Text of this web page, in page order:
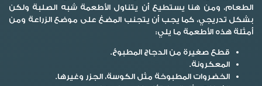
الطعام، ومن هنا يستطيع أن يتناول الأطعمة شبه الصلبة ولكن
بشكل تدريجي، كما يجب أن يتجنب المضغ على موضع الزراعة ومن
أمثلة هذه الأطعمة ما يلي:
قطع صغيرة من الدجاج المطبوخ.
المعكرونة.
الخضروات المطبوخة مثل الكوسة، الجزر وغيرها.